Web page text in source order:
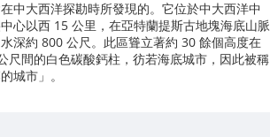
中大西洋探勘時所發現的。它位於中大西洋中
心以西 15 公里，在亞特蘭提斯古地塊海底山脈
深約 800 公尺。此區聳立著約 30 餘個高度在
尺間的白色碳酸鈣柱，彷若海底城市，因此被稱
城市」。